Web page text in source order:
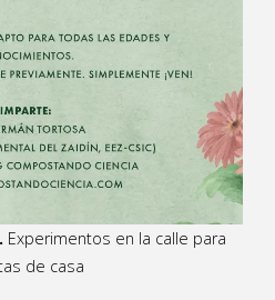
Experimentos en la calle para
de casa